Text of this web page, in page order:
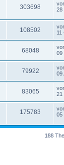
303698
28
108502
11
68048
09
79922
09
83065
21
175783
05
188